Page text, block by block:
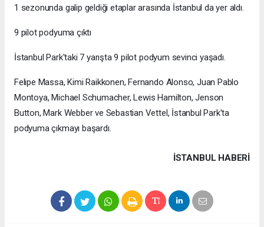
1 sezonunda galip geldiği etaplar arasında İstanbul da yer aldı.
9 pilot podyuma çıktı
İstanbul Park'taki 7 yarışta 9 pilot podyum sevinci yaşadı.
Felipe Massa, Kimi Raikkonen, Fernando Alonso, Juan Pablo
Montoya, Michael Schumacher, Lewis Hamilton, Jenson
Button, Mark Webber ve Sebastian Vettel, İstanbul Park'ta
podyuma çıkmayı başardı.
İSTANBUL HABERİ